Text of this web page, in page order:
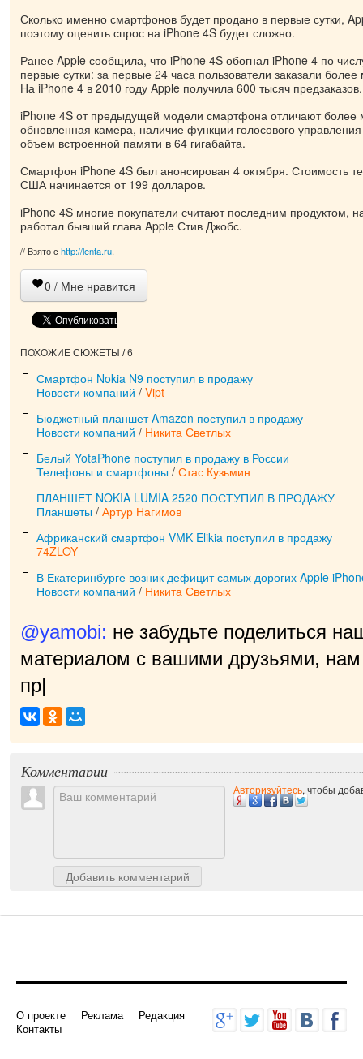
Сколько именно смартфонов будет продано в первые сутки,
поэтому оценить спрос на iPhone 4S будет сложно.
Ранее Apple сообщила, что iPhone 4S обогнал iPhone 4 по
первые сутки: за первые 24 часа пользователи заказали
На iPhone 4 в 2010 году Apple получила 600 тысяч предзаказов.
iPhone 4S от предыдущей модели смартфона отличают
обновленная камера, наличие функции голосового
объем встроенной памяти в 64 гигабайта.
Смартфон iPhone 4S был анонсирован 4 октября. Стоимость
США начинается от 199 долларов.
iPhone 4S многие покупатели считают последним продуктом,
работал бывший глава Apple Стив Джобс.
// Взято с http://lenta.ru.
0 / Мне нравится
ПОХОЖИЕ СЮЖЕТЫ / 6
Смартфон Nokia N9 поступил в продажу
Новости компаний / Vipt
Бюджетный планшет Amazon поступил в продажу
Новости компаний / Никита Светлых
Белый YotaPhone поступил в продажу в России
Телефоны и смартфоны / Стас Кузьмин
ПЛАНШЕТ NOKIA LUMIA 2520 ПОСТУПИЛ В ПРОДАЖУ
Планшеты / Артур Нагимов
Африканский смартфон VMK Elikia поступил в продажу
74ZLOY
В Екатеринбурге возник дефицит самых дорогих Apple
Новости компаний / Никита Светлых
@yamobi: не забудьте поделиться
материалом с вашими друзьями, нам
приятно!
Комментарии
Добавить комментарий
Авторизуйтесь, чтобы
О проекте Реклама
Редакция
Контакты